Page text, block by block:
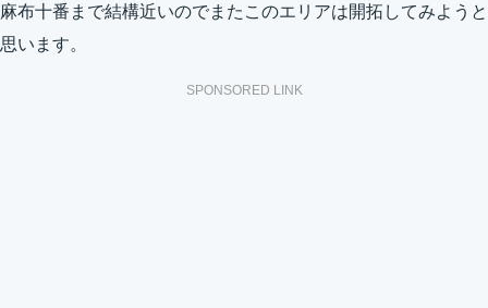
麻布十番まで結構近いのでまたこのエリアは開拓してみようと
思います。
SPONSORED LINK